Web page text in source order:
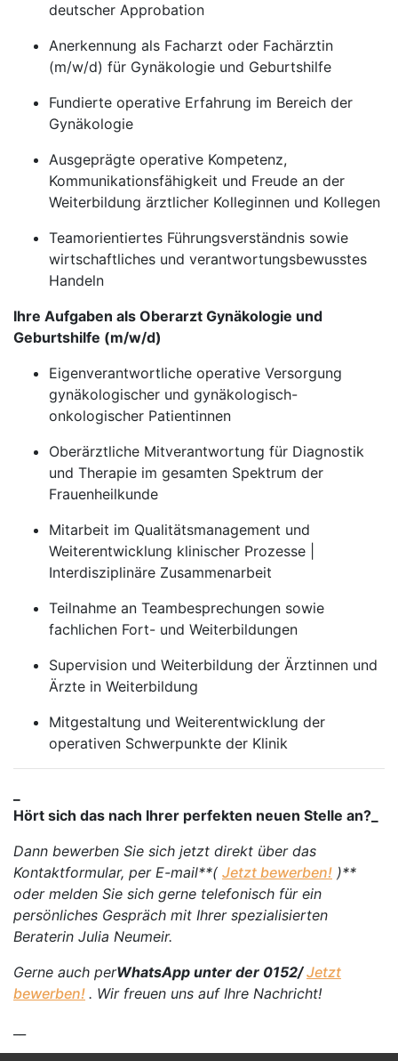
deutscher Approbation
Anerkennung als Facharzt oder Fachärztin
(m/w/d) für Gynäkologie und Geburtshilfe
Fundierte operative Erfahrung im Bereich der
Gynäkologie
Ausgeprägte operative Kompetenz,
Kommunikationsfähigkeit und Freude an der
Weiterbildung ärztlicher Kolleginnen und Kollegen
Teamorientiertes Führungsverständnis sowie
wirtschaftliches und verantwortungsbewusstes
Handeln
Ihre Aufgaben als Oberarzt Gynäkologie und
Geburtshilfe (m/w/d)
Eigenverantwortliche operative Versorgung
gynäkologischer und gynäkologisch-
onkologischer Patientinnen
Oberärztliche Mitverantwortung für Diagnostik
und Therapie im gesamten Spektrum der
Frauenheilkunde
Mitarbeit im Qualitätsmanagement und
Weiterentwicklung klinischer Prozesse |
Interdisziplinäre Zusammenarbeit
Teilnahme an Teambesprechungen sowie
fachlichen Fort- und Weiterbildungen
Supervision und Weiterbildung der Ärztinnen und
Ärzte in Weiterbildung
Mitgestaltung und Weiterentwicklung der
operativen Schwerpunkte der Klinik
Hört sich das nach Ihrer perfekten neuen Stelle an?_
Dann bewerben Sie sich jetzt direkt über das
Kontaktformular, per E-mail**( Jetzt bewerben! )**
oder melden Sie sich gerne telefonisch für ein
persönliches Gespräch mit Ihrer spezialisierten
Beraterin Julia Neumeir.
Gerne auch perWhatsApp unter der 0152/Jetzt
bewerben! . Wir freuen uns auf Ihre Nachricht!